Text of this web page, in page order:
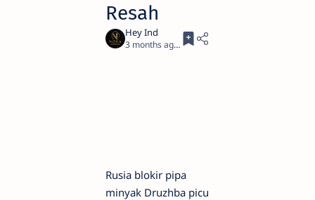
Resah
3 months ago 3
Rusia blokir pipa
minyak Druzhba picu